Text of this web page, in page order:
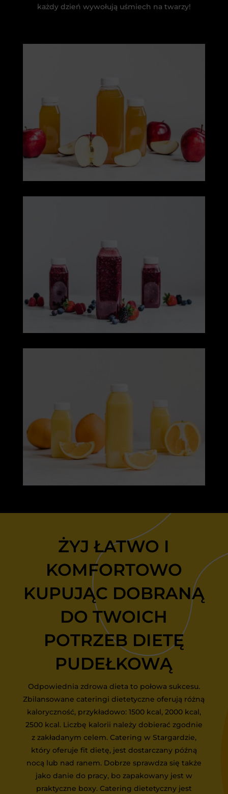
każdy dzień wywołują uśmiech na twarzy!
ŻYJ ŁATWO I
KOMFORTOWO
KUPUJĄC DOBRANĄ
DO TWOICH
POTRZEB DIETĘ
PUDEŁKOWĄ
Odpowiednia zdrowa dieta to połowa sukcesu.
Zbilansowane cateringi dietetyczne oferują różną
kaloryczność, przykładowo: 1500 kcal, 2000 kcal,
2500 kcal. Liczbę kalorii należy dobierać zgodnie
z zakładanym celem. Catering w Stargardzie,
który oferuje fit dietę, jest dostarczany późną
nocą lub nad ranem. Dobrze sprawdza się także
jako danie do pracy, bo zapakowany jest w
praktyczne boxy. Catering dietetyczny jest